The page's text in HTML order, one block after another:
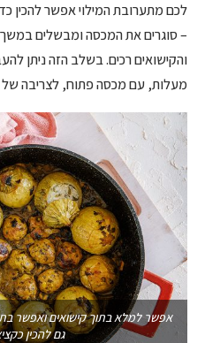
לכם מתערובת המילוי אפשר להכין
מעלות, עם מכסה פתוח, לצריבה של 10-15 דקות.
אפשר למלא בתוך קישואים ואפשר
גם להכין